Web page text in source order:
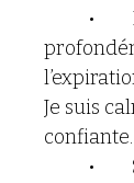
Je suis